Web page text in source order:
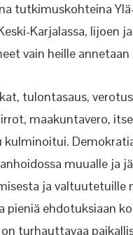
tutkimuskohteina
Karjalassa, Iijoen
vain heille
tulontasaus,
maakuntavero,
kulminoitui.
muualle ja
ja valtuutetuille
pieniä ehdotuksiaan
turhauttavaa